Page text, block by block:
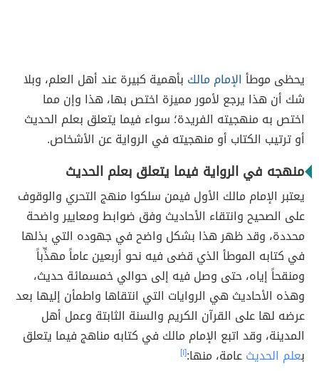
يحظى موطأ الإمام مالك بأهمية كبيرة عند أهل العلم، وبلا
شك أن هذا يرجع لأمور مميزة اختص بها، هذا وإن مما
اختص به منهجيته الفريدة؛ سواء فيما يتعلق بعلم الحديث
أو ترتيب الكتاب أو منهجيته في الرواية عن الأشخاص.
منهجه في الرواية فيما يتعلق بعلم الحديث
يعتبر الإمام مالك الأول فيمن سلكوا منهج التحري والوقوف
على الصحيح وانتقاء الأحاديث وفق ضوابط ومعايير واضحة
محددة، وقد ظهر هذا بشكل واضح في جهوده التي بذلها
في كتابه الموطأ الذي قضى فيه نحو أربعين عاماً مهذِّباً
ومنقحاً إياه، حتى وصل فيه إلى حوالي خمسمائة حديث،
وهذه الأحاديث هي الروايات التي انتقاها واطمأن إليها بعد
عرضه لها على القرآن الكريم والسنة الثابتة وعمل أهل
المدينة، وقد اتبع الإمام مالك في كتابه مناهج فيما يتعلق
بعلم الحديثعامة، منها:[١]